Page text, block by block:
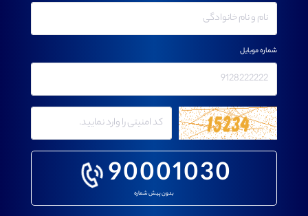
90001030
بدون پیش شماره
شماره موبایل